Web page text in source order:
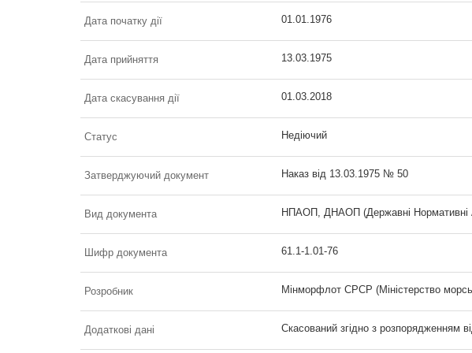
Дата початку дії 01.01.1976
Дата прийняття 13.03.1975
Дата скасування дії 01.03.2018
Статус Недіючий
Затверджуючий документ Наказ від 13.03.1975 № 50
Вид документа НПАОП, ДНАОП (Державні Нормативні
Шифр документа 61.1-1.01-76
Розробник Мінморфлот СРСР (Міністерство
Додаткові дані Скасований згідно з розпорядженням